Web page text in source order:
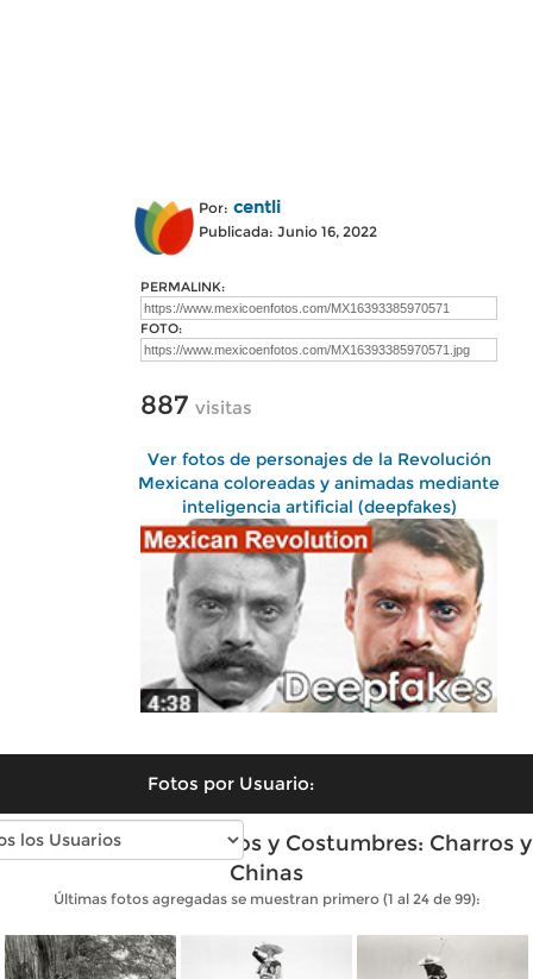
Por: centli
Publicada: Junio 16, 2022
PERMALINK:
FOTO:
887 visitas
Ver fotos de personajes de la Revolución
Mexicana coloreadas y animadas mediante
inteligencia artificial (deepfakes)
Fotos por Usuario:
Fotos antiguas de Tipos y Costumbres: Charros y
Chinas
Últimas fotos agregadas se muestran primero (1 al 24 de 99):